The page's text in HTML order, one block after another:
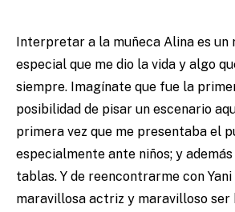
Interpretar a la muñeca Alina es un
especial que me dio la vida y algo
siempre. Imagínate que fue la
posibilidad de pisar un escenario
primera vez que me presentaba el
especialmente ante niños; y
tablas. Y de reencontrarme con Yani
maravillosa actriz y maravilloso ser